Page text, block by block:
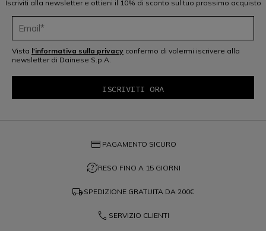
Iscriviti alla newsletter e ottieni il 10% di sconto sul tuo prossimo acquisto
Vista l'informativa sulla privacy confermo di volermi iscrivere alla
newsletter di Dainese S.p.A.
credit_card PAGAMENTO SICURO
question_exchangeRESO FINO A 15 GIORNI
local_shipping SPEDIZIONE GRATUITA DA 200€
phone SERVIZIO CLIENTI